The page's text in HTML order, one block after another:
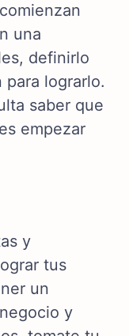
una
definirlo
para lograrlo.
saber que
empezar
y
tus
un
y